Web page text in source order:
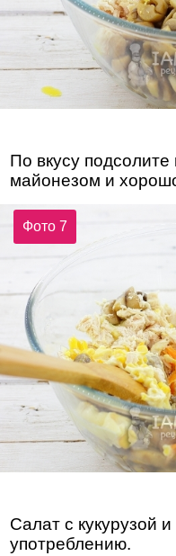
По вкусу подсолите
майонезом и
Фото 7
Салат с кукурузой
употреблению.